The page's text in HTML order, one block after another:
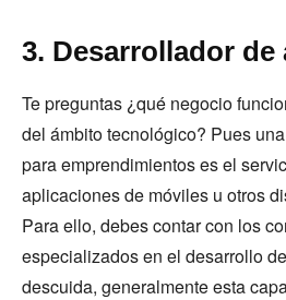
3. Desarrollador de
Te preguntas ¿qué negocio
del ámbito tecnológico? Pues
para emprendimientos es el
aplicaciones de móviles u otros
Para ello, debes contar con los
especializados en el desarrollo
descuida, generalmente esta